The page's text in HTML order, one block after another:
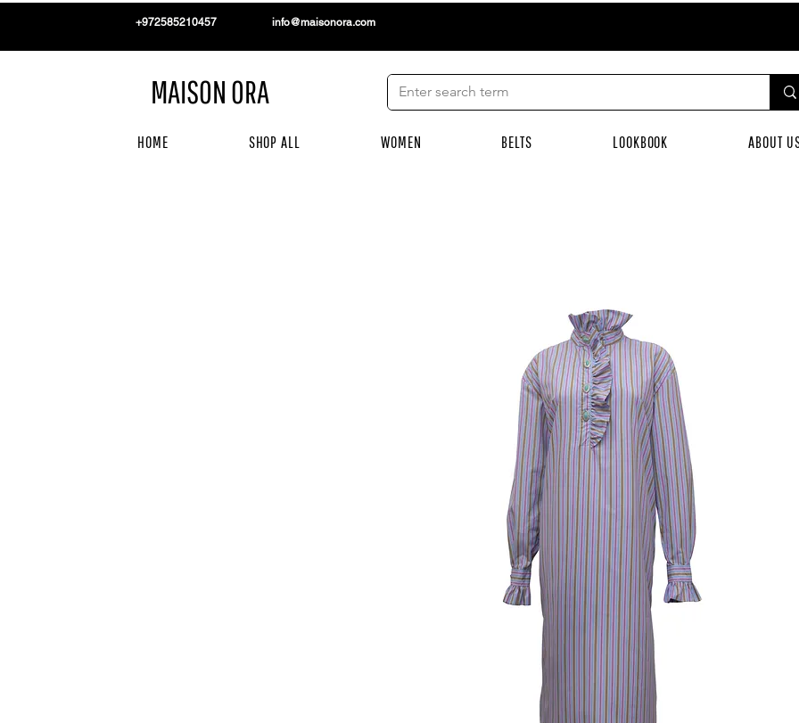
+972585210457 info@maisonora.com
MAISON ORA
HOME SHOP ALL WOMEN BELTS LOOKBOOK ABOUT